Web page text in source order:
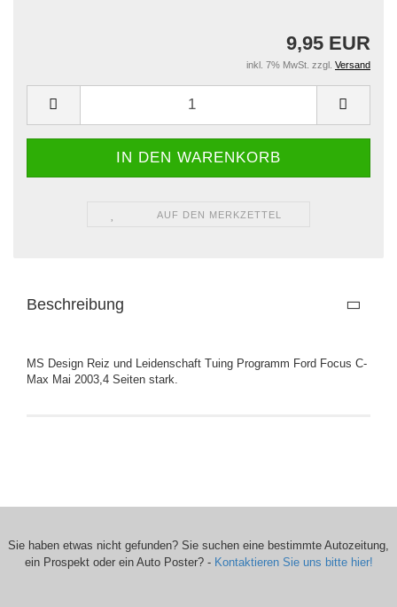
9,95 EUR
inkl. 7% MwSt. zzgl. Versand
AUF DEN MERKZETTEL
Beschreibung
MS Design Reiz und Leidenschaft Tuing Programm Ford Focus C-
Max Mai 2003,4 Seiten stark.
Sie haben etwas nicht gefunden? Sie suchen eine bestimmte Autozeitung,
ein Prospekt oder ein Auto Poster? - Kontaktieren Sie uns bitte hier!